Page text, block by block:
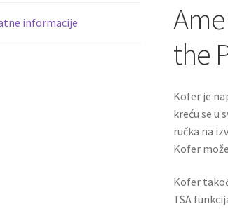
informacije
the
Kofer je
kreću se u
ručka na
Kofer
Kofer
TSA